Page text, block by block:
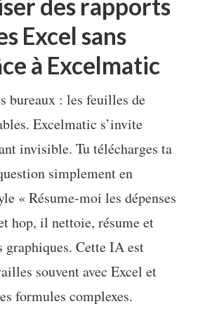
des rapports
Excel sans
à Excelmatic
bureaux : les feuilles de
Excelmatic s’invite
invisible. Tu télécharges ta
simplement en
« Résume-moi les dépenses
hop, il nettoie, résume et
graphiques. Cette IA est
souvent avec Excel et
formules complexes.